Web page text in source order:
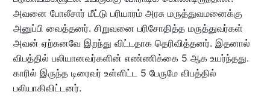
அவனை போலீசார் மீட்டு பரியாரம் அரசு மருத்துவமனைக்கு
அனுப்பி வைத்தனர். சிறுவனை பரிசோதித்த மருத்துவர்கள்
அவன் ஏற்கனவே இறந்து விட்டதாக தெரிவித்தனர். இதனால்
விபத்தில் பலியானவர்களின் எண்ணிக்கை 5 ஆக உயர்ந்தது.
காரில் இருந்த டிரைவர் உள்ளிட்ட 5 பேருமே விபத்தில்
பலியாகிவிட்டனர்.